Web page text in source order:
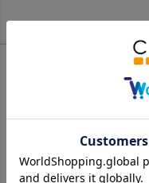
股上
25
37
ヒップ幅
44